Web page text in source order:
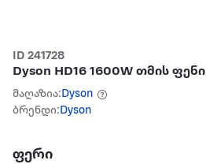
ID 241728
Dyson HD16 1600W თმის ფენი
მაღაზია:Dyson
ბრენდი:Dyson
ფერი